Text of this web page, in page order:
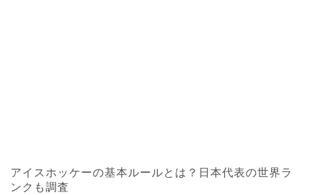
アイスホッケーの基本ルールとは？日本代表の世界ラ
ンクも調査